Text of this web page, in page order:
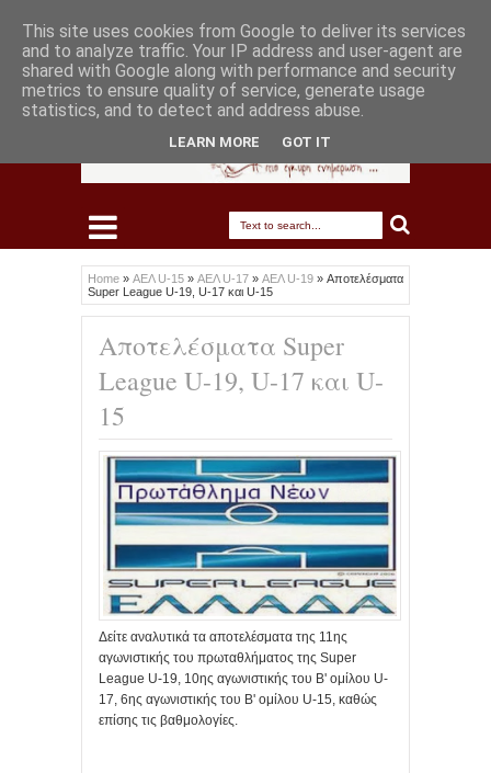
Home » ΑΕΛ U-15 » ΑΕΛ U-17 » ΑΕΛ U-19 » Αποτελέσματα
Super League U-19, U-17 και U-15
Αποτελέσματα Super
League U-19, U-17 και U-
15
Δείτε αναλυτικά τα αποτελέσματα της 11ης
αγωνιστικής του πρωταθλήματος της Super
League U-19, 10ης αγωνιστικής του Β' ομίλου U-
17, 6ης αγωνιστικής του Β' ομίλου U-15, καθώς
επίσης τις βαθμολογίες.
This site uses cookies from Google to deliver its services
and to analyze traffic. Your IP address and user-agent are
shared with Google along with performance and security
metrics to ensure quality of service, generate usage
statistics, and to detect and address abuse.
LEARN MORE GOT IT